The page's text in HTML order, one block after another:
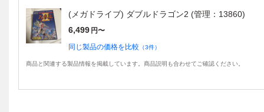
(メガドライブ) ダブルドラゴン2 (管理：13860)
6,499 円〜
同じ製品の価格を比較 （3件）
商品と関連する製品情報を掲載しています。商品説明も合わせてご確認ください。